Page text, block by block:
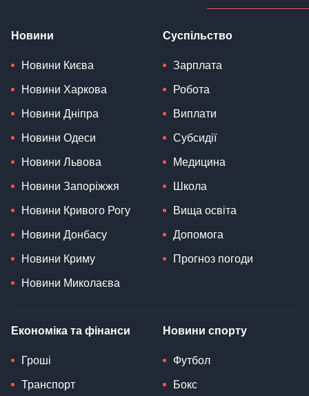
Новини
Новини Києва
Новини Харкова
Новини Дніпра
Новини Одеси
Новини Львова
Новини Запоріжжя
Новини Кривого Рогу
Новини Донбасу
Новини Криму
Новини Миколаєва
Суспільство
Зарплата
Робота
Виплати
Субсидії
Медицина
Школа
Вища освіта
Допомога
Прогноз погоди
Економіка та фінанси
Гроші
Транспорт
Новини спорту
Футбол
Бокс